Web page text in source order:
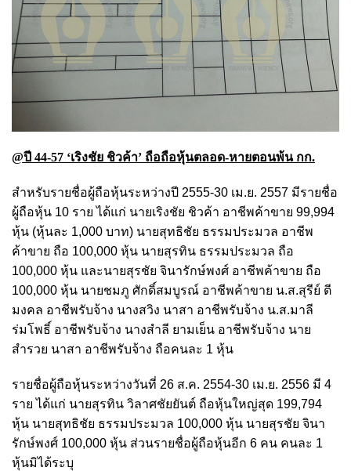
@ปี 44-57 ‘เริงชัย ชิวค้า’ ถือถือหุ้นตลอด-หายตอนพ้น กก.
สำหรับรายชื่อผู้ถือหุ้นระหว่างปี 2555-30 เม.ย. 2557 มีรายชื่อ
ผู้ถือหุ้น 10 ราย ได้แก่ นายเริงชัย ชิวค้า อาชีพค้าขาย 99,994
หุ้น (หุ้นละ 1,000 บาท) นายสุทธิชัย ธรรมประมวล อาชีพ
ค้าขาย ถือ 100,000 หุ้น นายสุรทิน ธรรมประมวล ถือ
100,000 หุ้น และนายสุรชัย จินารักษ์พงศ์ อาชีพค้าขาย ถือ
100,000 หุ้น นายชมภู ศักดิ์สมบูรณ์ อาชีพค้าขาย น.ส.สุรีย์ ตี
มงคล อาชีพรับจ้าง นางสวิง นาสา อาชีพรับจ้าง น.ส.มาลี
ร่มโพธิ์ อาชีพรับจ้าง นางสำลี ยามเย็น อาชีพรับจ้าง นาย
สำรวย นาสา อาชีพรับจ้าง ถือคนละ 1 หุ้น
รายชื่อผู้ถือหุ้นระหว่างวันที่ 26 ส.ค. 2554-30 เม.ย. 2556 มี 4
ราย ได้แก่ นายสุรทิน วิลาศชัยยันต์ ถือหุ้นใหญ่สุด 199,794
หุ้น นายสุทธิชัย ธรรมประมวล 100,000 หุ้น นายสุรชัย จินา
รักษ์พงศ์ 100,000 หุ้น ส่วนรายชื่อผู้ถือหุ้นอีก 6 คน คนละ 1
หุ้นมิได้ระบุ